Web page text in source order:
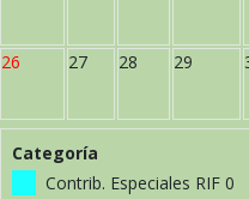
26 27 28 29
Categoría
Contrib. Especiales RIF 0